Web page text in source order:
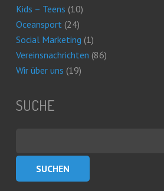
Kids – Teens (10)
Oceansport (24)
Social Marketing (1)
Vereinsnachrichten (86)
Wir über uns (19)
SUCHE